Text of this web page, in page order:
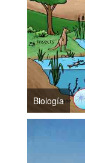
Biología